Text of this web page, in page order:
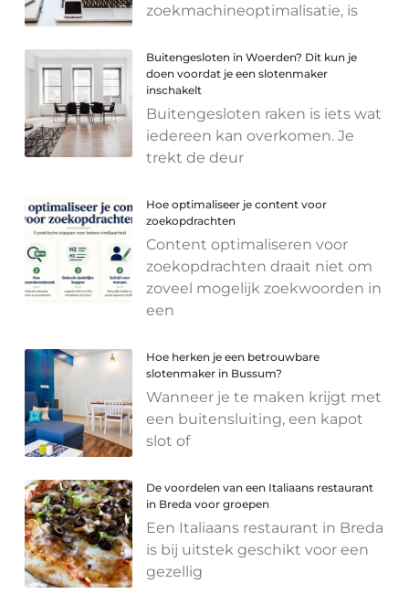
zoekmachineoptimalisatie, is
Buitengesloten in Woerden? Dit kun je
doen voordat je een slotenmaker
inschakelt
Buitengesloten raken is iets wat
iedereen kan overkomen. Je
trekt de deur
Hoe optimaliseer je content voor
zoekopdrachten
Content optimaliseren voor
zoekopdrachten draait niet om
zoveel mogelijk zoekwoorden in
een
Hoe herken je een betrouwbare
slotenmaker in Bussum?
Wanneer je te maken krijgt met
een buitensluiting, een kapot
slot of
De voordelen van een Italiaans restaurant
in Breda voor groepen
Een Italiaans restaurant in Breda
is bij uitstek geschikt voor een
gezellig